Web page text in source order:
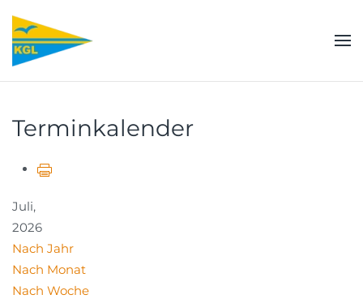
Zum Hauptinhalt springen
Terminkalender
Juli,
2026
Nach Jahr
Nach Monat
Nach Woche